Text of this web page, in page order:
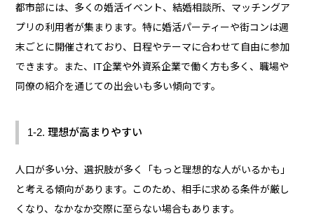
都市部には、多くの婚活イベント、結婚相談所、マッチングア
プリの利用者が集まります。特に婚活パーティーや街コンは週
末ごとに開催されており、日程やテーマに合わせて自由に参加
できます。また、IT企業や外資系企業で働く方も多く、職場や
同僚の紹介を通じての出会いも多い傾向です。
1-2. 理想が高まりやすい
人口が多い分、選択肢が多く「もっと理想的な人がいるかも」
と考える傾向があります。このため、相手に求める条件が厳し
くなり、なかなか交際に至らない場合もあります。